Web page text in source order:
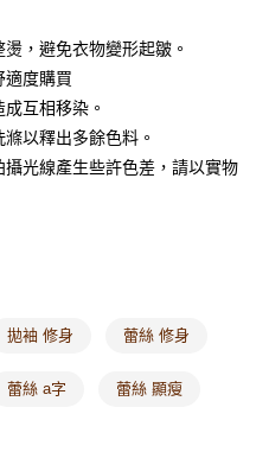
)免運費
)免運費
運費
查看運費
，避免衣物變形起皺。
適度購買
互相移染。
以釋出多餘色料。
攝光線產生些許色差，請以實物
拋袖 修身 蕾絲 修身
蕾絲 a字 蕾絲 顯瘦